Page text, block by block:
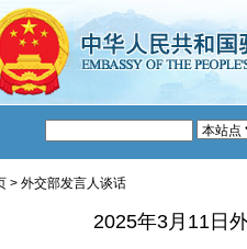
> 外交部发言人谈话
2025年3月11日